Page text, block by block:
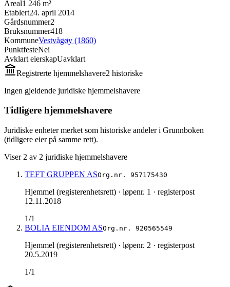
Areal1 246 m²
Etablert24. april 2014
Gårdsnummer2
Bruksnummer418
KommuneVestvågøy (1860)
PunktfesteNei
Avklart eierskapUavklart
Registrerte hjemmelshavere2 historiske
Ingen gjeldende juridiske hjemmelshavere
Tidligere hjemmelshavere
Juridiske enheter merket som historiske andeler i Grunnboken
(tidligere eier på samme rett).
Viser 2 av 2 juridiske hjemmelshavere
TEFT GRUPPEN ASOrg.nr. 957175430
Hjemmel (registerenhetsrett) · løpenr. 1 · registerpost
12.11.2018
1/1
BOLIA EIENDOM ASOrg.nr. 920565549
Hjemmel (registerenhetsrett) · løpenr. 2 · registerpost
20.5.2019
1/1